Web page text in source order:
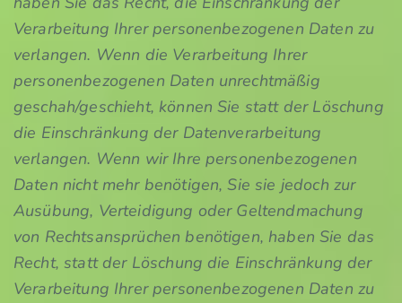
Verarbeitung Ihrer personenbezogenen Daten zu
verlangen. Wenn die Verarbeitung Ihrer
personenbezogenen Daten unrechtmäßig
geschah/geschieht, können Sie statt der Löschung
die Einschränkung der Datenverarbeitung
verlangen. Wenn wir Ihre personenbezogenen
Daten nicht mehr benötigen, Sie sie jedoch zur
Ausübung, Verteidigung oder Geltendmachung
von Rechtsansprüchen benötigen, haben Sie das
Recht, statt der Löschung die Einschränkung der
Verarbeitung Ihrer personenbezogenen Daten zu